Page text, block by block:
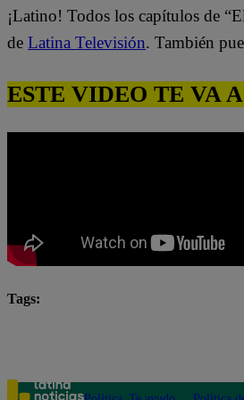
¡Latino! Todos los capítulos de
de Latina Televisión. También
ESTE VIDEO TE VA
Tags: